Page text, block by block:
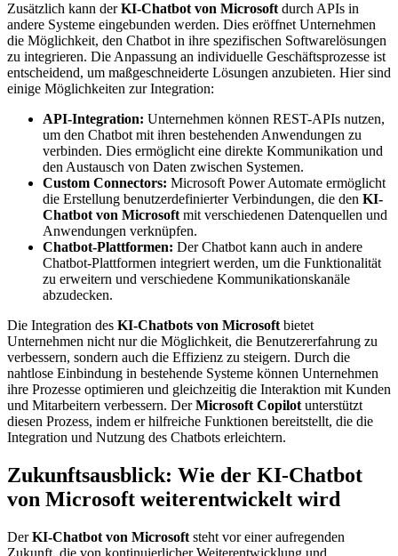
Zusätzlich kann derKI-Chatbot von Microsoft durch APIs in
andere Systeme eingebunden werden. Dies eröffnet Unternehmen
die Möglichkeit, den Chatbot in ihre spezifischen Softwarelösungen
zu integrieren. Die Anpassung an individuelle Geschäftsprozesse ist
entscheidend, um maßgeschneiderte Lösungen anzubieten. Hier sind
einige Möglichkeiten zur Integration:
API-Integration: Unternehmen können REST-APIs nutzen,
um den Chatbot mit ihren bestehenden Anwendungen zu
verbinden. Dies ermöglicht eine direkte Kommunikation und
den Austausch von Daten zwischen Systemen.
Custom Connectors: Microsoft Power Automate ermöglicht
die Erstellung benutzerdefinierter Verbindungen, die den KI-
Chatbot von Microsoft mit verschiedenen Datenquellen und
Anwendungen verknüpfen.
Chatbot-Plattformen: Der Chatbot kann auch in andere
Chatbot-Plattformen integriert werden, um die Funktionalität
zu erweitern und verschiedene Kommunikationskanäle
abzudecken.
Die Integration des KI-Chatbots von Microsoft bietet
Unternehmen nicht nur die Möglichkeit, die Benutzererfahrung zu
verbessern, sondern auch die Effizienz zu steigern. Durch die
nahtlose Einbindung in bestehende Systeme können Unternehmen
ihre Prozesse optimieren und gleichzeitig die Interaktion mit Kunden
und Mitarbeitern verbessern. DerMicrosoft Copilot unterstützt
diesen Prozess, indem er hilfreiche Funktionen bereitstellt, die die
Integration und Nutzung des Chatbots erleichtern.
Zukunftsausblick: Wie der KI-Chatbot
von Microsoft weiterentwickelt wird
DerKI-Chatbot von Microsoft steht vor einer aufregenden
Zukunft, die von kontinuierlicher Weiterentwicklung und